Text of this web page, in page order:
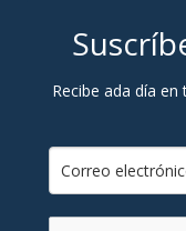
Recibe ada día